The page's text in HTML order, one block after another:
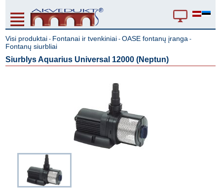
Visi produktai - Fontanai ir tvenkiniai -OASE fontanų įranga -
Fontanų siurbliai
Siurblys Aquarius Universal 12000 (Neptun)